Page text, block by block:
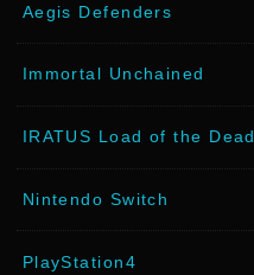
Aegis Defenders
Immortal Unchained
IRATUS Load of the Dead
Nintendo Switch
PlayStation4